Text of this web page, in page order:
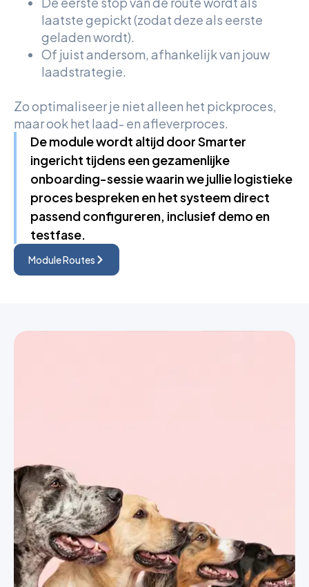
laatste gepickt (zodat deze als eerste
geladen wordt).
Of juist andersom, afhankelijk van jouw
laadstrategie.
Zo optimaliseer je niet alleen het pickproces,
maar ook het laad- en afleverproces.
De module wordt altijd door Smarter
ingericht tijdens een gezamenlijke
onboarding-sessie waarin we jullie logistieke
proces bespreken en het systeem direct
passend configureren, inclusief demo en
testfase.
Module Routes